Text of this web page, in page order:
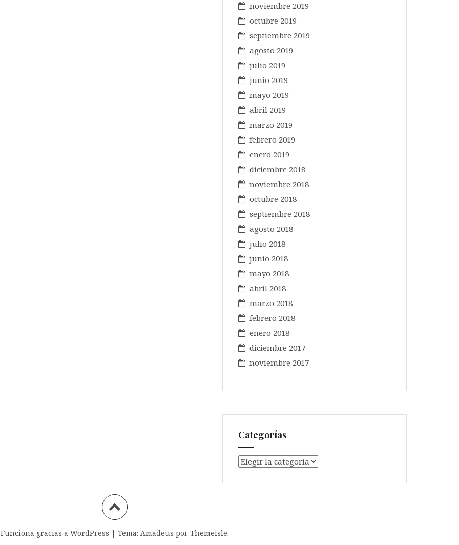
noviembre 2019
octubre 2019
septiembre 2019
agosto 2019
julio 2019
junio 2019
mayo 2019
abril 2019
marzo 2019
febrero 2019
enero 2019
diciembre 2018
noviembre 2018
octubre 2018
septiembre 2018
agosto 2018
julio 2018
junio 2018
mayo 2018
abril 2018
marzo 2018
febrero 2018
enero 2018
diciembre 2017
noviembre 2017
Categorías
Categorías
Funciona gracias a WordPress | Tema: Amadeus por Themeisle.